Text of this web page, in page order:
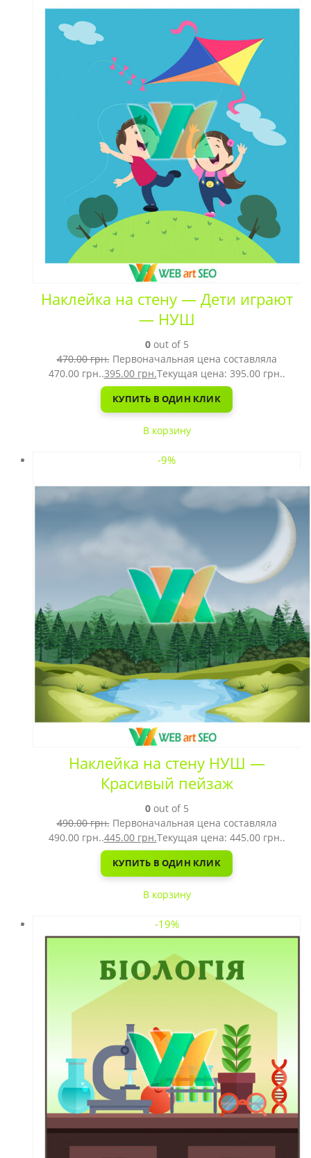
Наклейка на стену — Дети играют
— НУШ
0out of 5
470.00грн. Первоначальная цена составляла
470.00 грн..395.00 грн.Текущая цена: 395.00 грн..
КУПИТЬ В ОДИН КЛИК
В корзину
-9%
Наклейка на стену НУШ —
Красивый пейзаж
0out of 5
490.00грн. Первоначальная цена составляла
490.00 грн..445.00 грн.Текущая цена: 445.00 грн..
КУПИТЬ В ОДИН КЛИК
В корзину
-19%